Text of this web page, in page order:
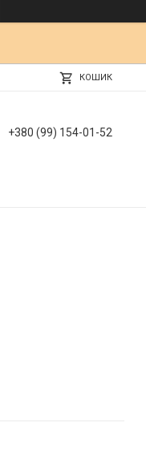
КОШИК
+380 (99) 154-01-52